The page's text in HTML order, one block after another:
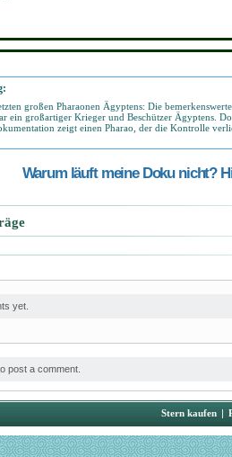
großen Pharaonen Ägyptens: Die
ein großartiger Krieger und Beschützer Ägyptens.
zeigt einen Pharao, der die Kontrolle
Warum läuft meine Doku nicht?
yet.
post a comment.
Stern kaufen |